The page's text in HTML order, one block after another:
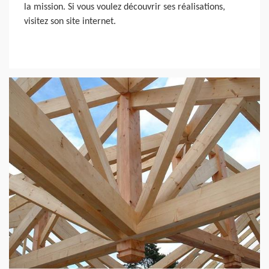
la mission. Si vous voulez découvrir ses réalisations,
visitez son site internet.